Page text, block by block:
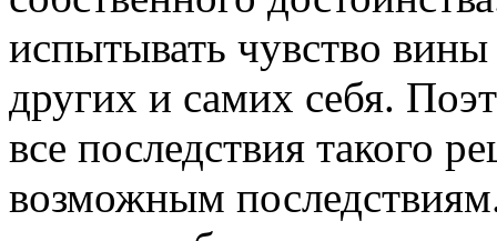
испытывать чувство
других и самих себя.
все последствия такого
возможным